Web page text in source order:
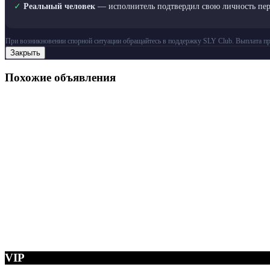
✓ Реальный человек — исполнитель подтвердил свою личность
При возникновении спорной ситуации обращайтесь в поддержку SLY Club. Выплата
Закрыть
Похожие объявления
VIP